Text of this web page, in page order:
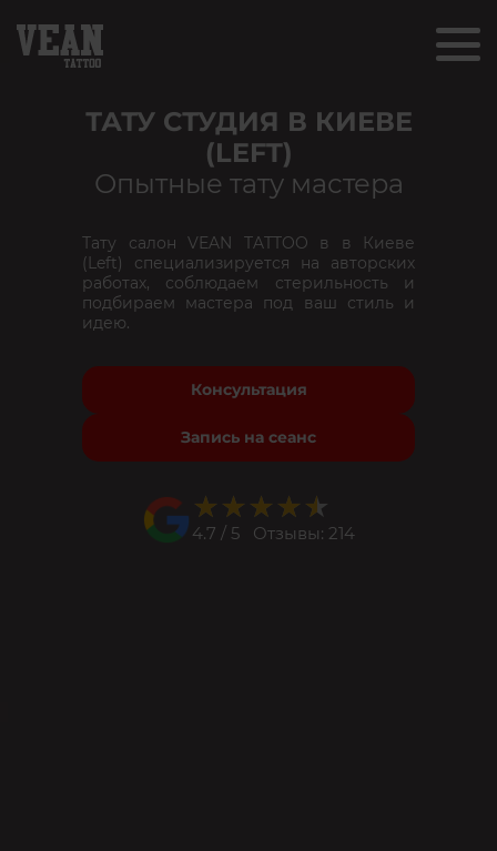
ТАТУ СТУДИЯ В КИЕВЕ
(LEFT)
Опытные тату мастера
Тату салон VEAN TATTOO в в Киеве
(Left) специализируется на авторских
работах, соблюдаем стерильность и
подбираем мастера под ваш стиль и
идею.
Консультация
Запись на сеанс
★★★★★
★★★★★
4.7 / 5 Отзывы: 214